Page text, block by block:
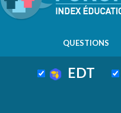
QUESTIONS
EDT